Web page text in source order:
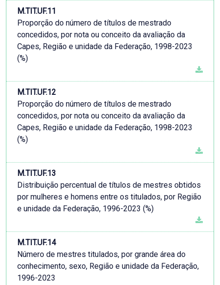
M.TIT.UF.11
Proporção do número de títulos de mestrado
concedidos, por nota ou conceito da avaliação da
Capes, Região e unidade da Federação, 1998-2023
(%)
M.TIT.UF.12
Proporção do número de títulos de mestrado
concedidos, por nota ou conceito da avaliação da
Capes, Região e unidade da Federação, 1998-2023
(%)
M.TIT.UF.13
Distribuição percentual de títulos de mestres obtidos
por mulheres e homens entre os titulados, por Região
e unidade da Federação, 1996-2023 (%)
M.TIT.UF.14
Número de mestres titulados, por grande área do
conhecimento, sexo, Região e unidade da Federação,
1996-2023